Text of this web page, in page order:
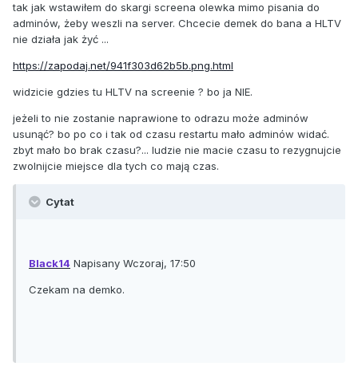
tak jak wstawiłem do skargi screena olewka mimo pisania do
adminów, żeby weszli na server. Chcecie demek do bana a HLTV
nie działa jak żyć ...
https://zapodaj.net/941f303d62b5b.png.html
widzicie gdzies tu HLTV na screenie ? bo ja NIE.
jeżeli to nie zostanie naprawione to odrazu może adminów
usunąć? bo po co i tak od czasu restartu mało adminów widać.
zbyt mało bo brak czasu?... ludzie nie macie czasu to rezygnujcie
zwolnijcie miejsce dla tych co mają czas.
Cytat
Black14 Napisany Wczoraj, 17:50
Czekam na demko.